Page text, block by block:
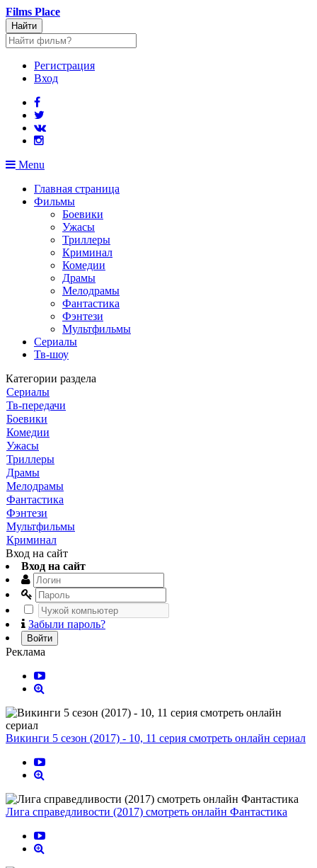
Films Place
Найти
Регистрация
Вход
Menu
Главная страница
Фильмы
Боевики
Ужасы
Триллеры
Криминал
Комедии
Драмы
Мелодрамы
Фантастика
Фэнтези
Мультфильмы
Сериалы
Тв-шоу
Категории раздела
Сериалы
Тв-передачи
Боевики
Комедии
Ужасы
Триллеры
Драмы
Мелодрамы
Фантастика
Фэнтези
Мультфильмы
Криминал
Вход на сайт
Вход на сайт
Забыли пароль?
Войти
Реклама
Викинги 5 сезон (2017) - 10, 11 серия смотреть онлайн сериал
Лига справедливости (2017) смотреть онлайн Фантастика